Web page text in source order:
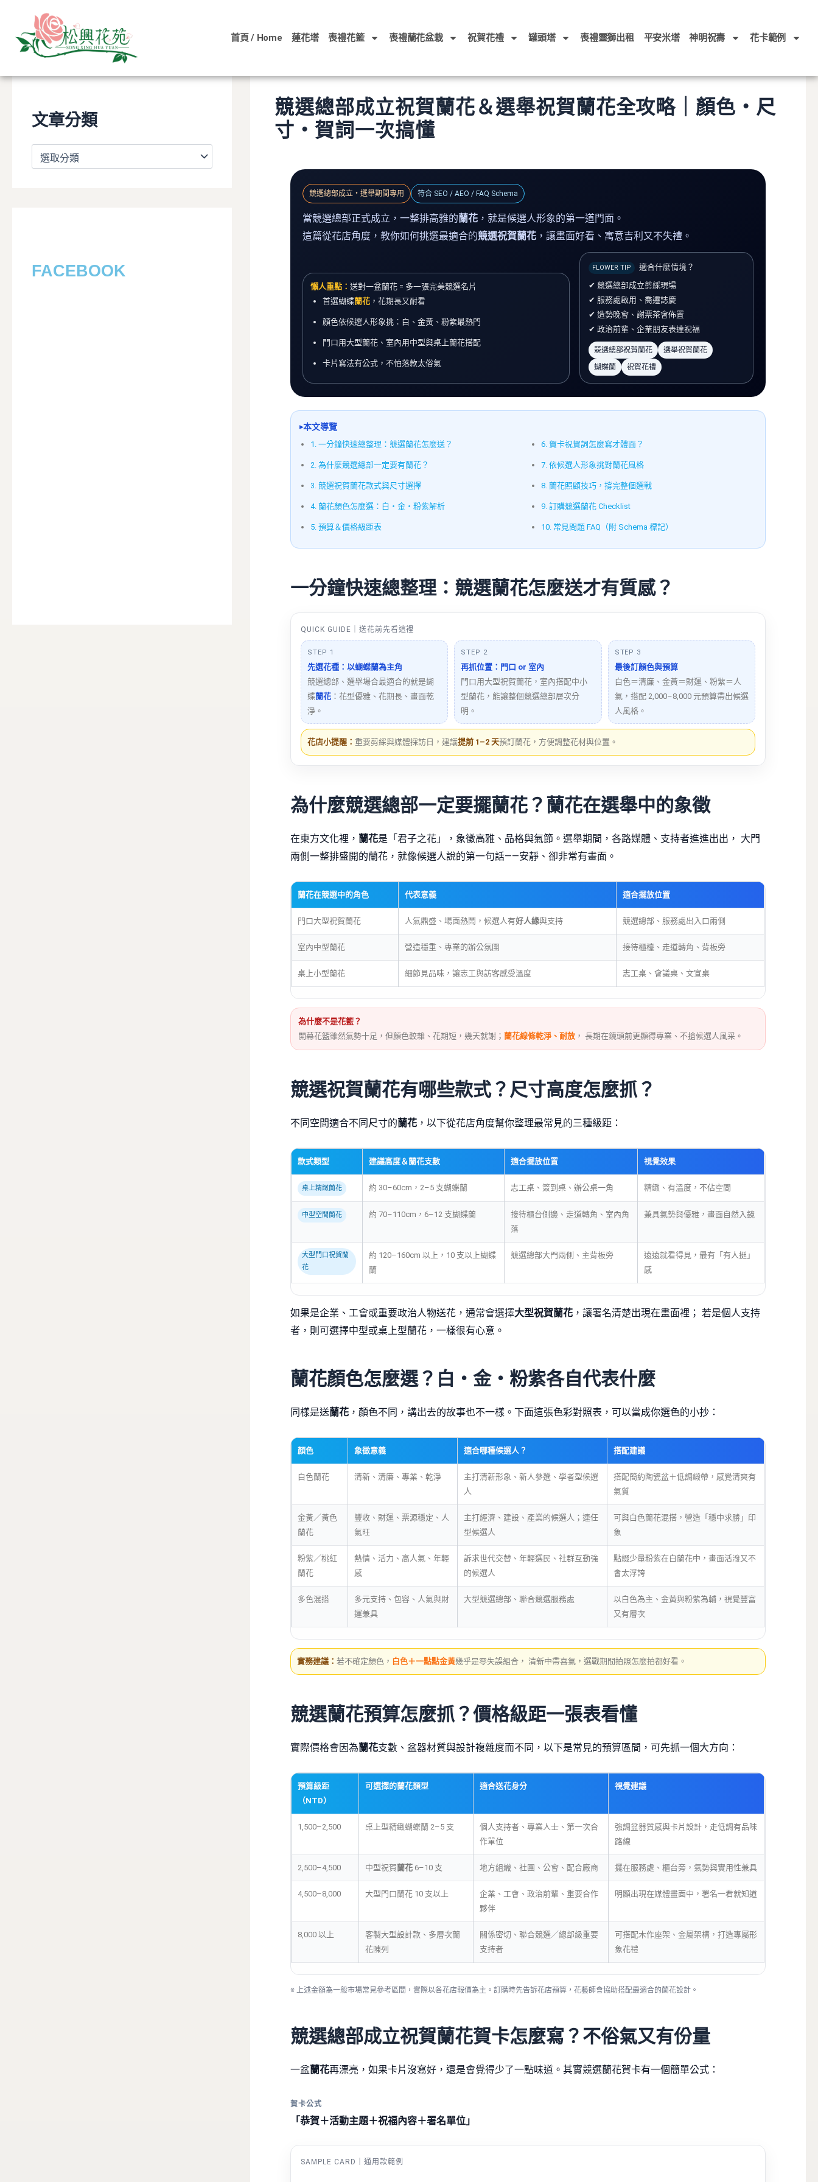
內
首頁 / Home 蓮花塔 喪禮花籃 喪禮蘭花盆栽 祝賀花禮 罐頭塔 喪禮靈獅出租 平安米塔 神明祝壽 花卡範例
文章分類
章
分
類
FACEBOOK
競選總部成立祝賀蘭花＆選舉祝賀蘭花全攻略｜顏色・尺
寸・賀詞一次搞懂
競選總部成立・選舉期間專用 符合 SEO / AEO / FAQ Schema
當競選總部正式成立，一整排高雅的蘭花 ，就是候選人形象的第一道門面。
這篇從花店角度，教你如何挑選最適合的競選祝賀蘭花 ，讓畫面好看、寓意吉利又不失禮。
懶人重點：送對一盆蘭花 = 多一張完美競選名片
首選蝴蝶蘭花 ，花期長又耐看
顏色依候選人形象挑：白、金黃、粉紫最熱門
門口用大型蘭花、室內用中型與桌上蘭花搭配
卡片寫法有公式，不怕落款太俗氣
FLOWER TIP
適合什麼情境？
✔ 競選總部成立剪綵現場
✔ 服務處啟用、喬遷誌慶
✔ 造勢晚會、謝票茶會佈置
✔ 政治前輩、企業朋友表達祝福
競選總部祝賀蘭花
選舉祝賀蘭花
蝴蝶蘭
祝賀花禮
本文導覽
1. 一分鐘快速總整理：競選蘭花怎麼送？
2. 為什麼競選總部一定要有蘭花？
3. 競選祝賀蘭花款式與尺寸選擇
4. 蘭花顏色怎麼選：白・金・粉紫解析
5. 預算＆價格級距表
6. 賀卡祝賀詞怎麼寫才體面？
7. 依候選人形象挑對蘭花風格
8. 蘭花照顧技巧，撐完整個選戰
9. 訂購競選蘭花 Checklist
10. 常見問題 FAQ（附 Schema 標記）
一分鐘快速總整理：競選蘭花怎麼送才有質感？
QUICK GUIDE｜送花前先看這裡
STEP 1
先選花種：以蝴蝶蘭為主角
競選總部、選舉場合最適合的就是蝴
蝶蘭花 ：花型優雅、花期長、畫面乾
淨。
STEP 2
再抓位置：門口 or 室內
門口用大型祝賀蘭花，室內搭配中小
型蘭花，能讓整個競選總部層次分
明。
STEP 3
最後訂顏色與預算
白色＝清廉、金黃＝財運、粉紫＝人
氣，搭配 2,000–8,000 元預算帶出候選
人風格。
花店小提醒：重要剪綵與媒體採訪日，建議提前 1–2 天預訂蘭花，方便調整花材與位置。
為什麼競選總部一定要擺蘭花？蘭花在選舉中的象徵
在東方文化裡， 蘭花是「君子之花」，象徵高雅、品格與氣節。選舉期間，各路媒體、支持者進進出出， 大門
兩側一整排盛開的蘭花，就像候選人說的第一句話——安靜、卻非常有畫面。
蘭花在競選中的角色 代表意義 適合擺放位置
門口大型祝賀蘭花 人氣鼎盛、場面熱鬧，候選人有好人緣與支持 競選總部、服務處出入口兩側
室內中型蘭花 營造穩重、專業的辦公氛圍 接待櫃檯、走道轉角、背板旁
桌上小型蘭花 細節見品味，讓志工與訪客感受溫度 志工桌、會議桌、文宣桌
為什麼不是花籃？
開幕花籃雖然氣勢十足，但顏色較雜、花期短，幾天就謝；蘭花線條乾淨、耐放 ， 長期在鏡頭前更顯得專業、不搶候選人風采。
競選祝賀蘭花有哪些款式？尺寸高度怎麼抓？
不同空間適合不同尺寸的蘭花 ，以下從花店角度幫你整理最常見的三種級距：
款式類型 建議高度＆蘭花支數 適合擺放位置 視覺效果
桌上精緻蘭花 約 30–60cm，2–5 支蝴蝶蘭 志工桌、簽到桌、辦公桌一角 精緻、有溫度，不佔空間
中型空間蘭花 約 70–110cm，6–12 支蝴蝶蘭
接待櫃台側邊、走道轉角、室內角
落
兼具氣勢與優雅，畫面自然入鏡
大型門口祝賀蘭
花
約 120–160cm 以上，10 支以上蝴蝶
蘭
競選總部大門兩側、主背板旁
遠遠就看得見，最有「有人挺」
感
如果是企業、工會或重要政治人物送花，通常會選擇大型祝賀蘭花 ，讓署名清楚出現在畫面裡； 若是個人支持
者，則可選擇中型或桌上型蘭花，一樣很有心意。
蘭花顏色怎麼選？白・金・粉紫各自代表什麼
同樣是送蘭花 ，顏色不同，講出去的故事也不一樣。下面這張色彩對照表，可以當成你選色的小抄：
顏色 象徵意義 適合哪種候選人？ 搭配建議
白色蘭花 清新、清廉、專業、乾淨
主打清新形象、新人參選、學者型候選
人
搭配簡約陶瓷盆＋低調緞帶，感覺清爽有
氣質
金黃／黃色
蘭花
豐收、財運、票源穩定、人
氣旺
主打經濟、建設、產業的候選人；連任
型候選人
可與白色蘭花混搭，營造「穩中求勝」印
象
粉紫／桃紅
蘭花
熱情、活力、高人氣、年輕
感
訴求世代交替、年輕選民、社群互動強
的候選人
點綴少量粉紫在白蘭花中，畫面活潑又不
會太浮誇
多色混搭
多元支持、包容、人氣與財
運兼具
大型競選總部、聯合競選服務處
以白色為主、金黃與粉紫為輔，視覺豐富
又有層次
實務建議：若不確定顏色， 白色＋一點點金黃幾乎是零失誤組合， 清新中帶喜氣，選戰期間拍照怎麼拍都好看。
競選蘭花預算怎麼抓？價格級距一張表看懂
實際價格會因為蘭花支數、盆器材質與設計複雜度而不同，以下是常見的預算區間，可先抓一個大方向：
預算級距
（NTD）
可選擇的蘭花類型 適合送花身分 視覺建議
1,500–2,500 桌上型精緻蝴蝶蘭 2–5 支
個人支持者、專業人士、第一次合
作單位
強調盆器質感與卡片設計，走低調有品味
路線
2,500–4,500 中型祝賀蘭花 6–10 支 地方組織、社團、公會、配合廠商 擺在服務處、櫃台旁，氣勢與實用性兼具
4,500–8,000 大型門口蘭花 10 支以上
企業、工會、政治前輩、重要合作
夥伴
明顯出現在媒體畫面中，署名一看就知道
8,000 以上
客製大型設計款、多層次蘭
花陳列
關係密切、聯合競選／總部級重要
支持者
可搭配木作座架、金屬架構，打造專屬形
象花禮
※ 上述金額為一般市場常見參考區間，實際以各花店報價為主。訂購時先告訴花店預算，花藝師會協助搭配最適合的蘭花設計。
競選總部成立祝賀蘭花賀卡怎麼寫？不俗氣又有份量
一盆蘭花再漂亮，如果卡片沒寫好，還是會覺得少了一點味道。其實競選蘭花賀卡有一個簡單公式：
賀卡公式
「恭賀＋活動主題＋祝福內容＋署名單位」
SAMPLE CARD｜通用款範例